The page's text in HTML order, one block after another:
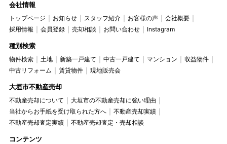
会社情報
トップページ お知らせ スタッフ紹介 お客様の声
会社概要
採用情報
会員登録 売却相談 お問い合わせ Instagram
種別検索
物件検索 土地 新築一戸建て 中古一戸建て マンション
収益物件
中古リフォーム
賃貸物件 現地販売会
大垣市不動産売却
不動産売却について
大垣市の不動産売却に強い理由
当社からお手紙を受け取られた方へ
不動産売却実績
不動産売却査定実績
不動産売却査定・売却相談
コンテンツ